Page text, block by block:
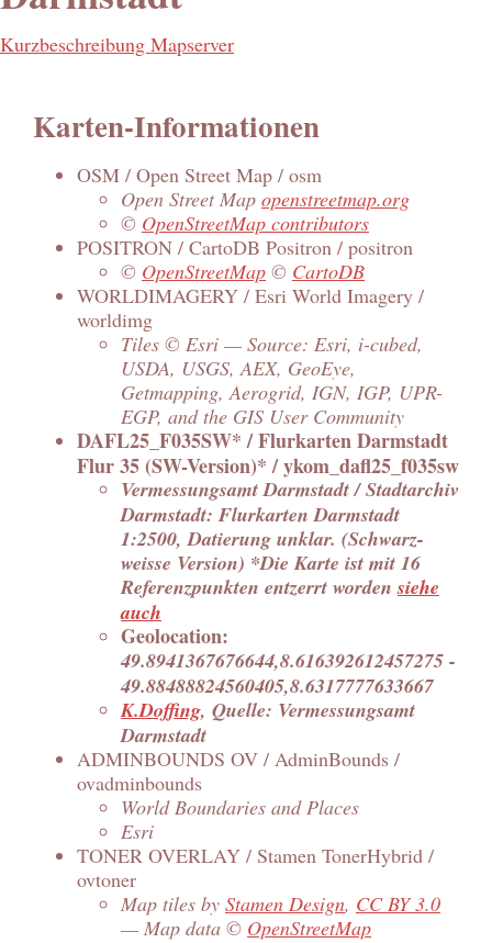
Kurzbeschreibung Mapserver
Karten-Informationen
OSM / Open Street Map / osm
Open Street Map openstreetmap.org
© OpenStreetMap contributors
POSITRON / CartoDB Positron / positron
© OpenStreetMap © CartoDB
WORLDIMAGERY / Esri World Imagery /
worldimg
Tiles © Esri — Source: Esri, i-cubed,
USDA, USGS, AEX, GeoEye,
Getmapping, Aerogrid, IGN, IGP, UPR-
EGP, and the GIS User Community
DAFL25_F035SW* / Flurkarten Darmstadt
Flur 35 (SW-Version)* / ykom_dafl25_f035sw
Vermessungsamt Darmstadt / Stadtarchiv
Darmstadt: Flurkarten Darmstadt
1:2500, Datierung unklar. (Schwarz-
weisse Version) *Die Karte ist mit 16
Referenzpunkten entzerrt wordensiehe
auch
Geolocation:
49.8941367676644,8.616392612457275 -
49.88488824560405,8.6317777633667
K.Doffing, Quelle: Vermessungsamt
Darmstadt
ADMINBOUNDS OV / AdminBounds /
ovadminbounds
World Boundaries and Places
Esri
TONER OVERLAY / Stamen TonerHybrid /
ovtoner
Map tiles by Stamen Design, CC BY 3.0
— Map data © OpenStreetMap